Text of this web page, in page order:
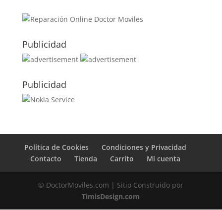
54,00€
Publicidad
Publicidad
Política de Cookies
Condiciones y Privacidad
Contacto
Tienda Carrito Mi cuenta
© DoctorMoviles.com | Sitio Construido por
TimisDesign.com